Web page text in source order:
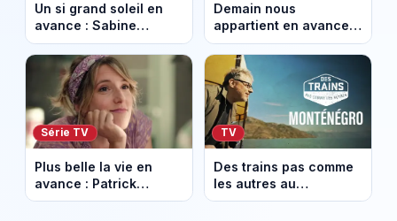
Un si grand soleil en
avance : Sabine
menacée par Céleste.
Episode du 7 août
2026 (spoiler).
Demain nous
appartient en avance:
Alex révèle son lourd
secret. Episode du 7
août 2026.
Série TV
Plus belle la vie en
avance : Patrick
victime d’un malaise.
TV
Des trains pas comme
les autres au
Monténégro : Philippe